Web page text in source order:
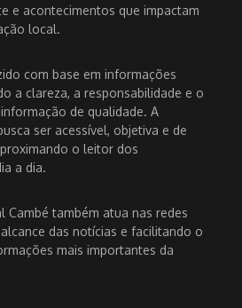
e acontecimentos que impactam
local.
com base em informações
a clareza, a responsabilidade e o
de qualidade. A
ser acessível, objetiva e de
o leitor dos
a dia.
Cambé também atua nas redes
das notícias e facilitando o
mais importantes da